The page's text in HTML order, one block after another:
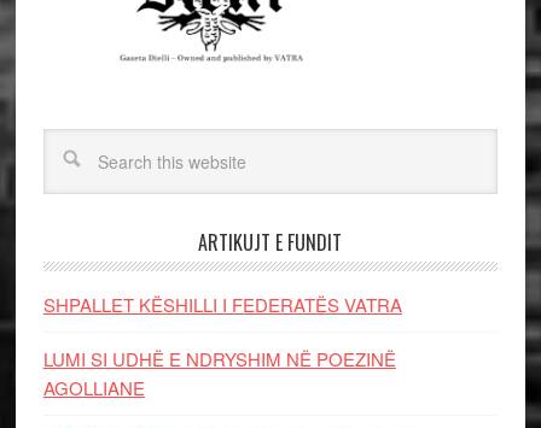
ARTIKUJT E FUNDIT
SHPALLET KËSHILLI I FEDERATËS VATRA
LUMI SI UDHË E NDRYSHIM NË POEZINË
AGOLLIANE